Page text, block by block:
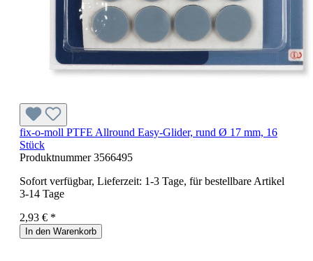
fix-o-moll PTFE Allround Easy-Glider, rund Ø 17 mm, 16
Stück
Produktnummer3566495
Sofort verfügbar, Lieferzeit: 1-3 Tage, für bestellbare Artikel
3-14 Tage
2,93 € *
In den Warenkorb